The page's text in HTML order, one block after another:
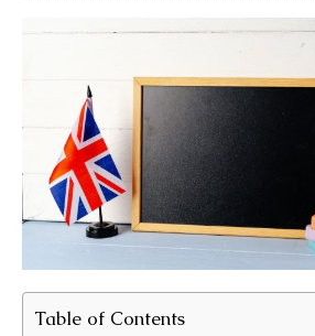
Table of Contents